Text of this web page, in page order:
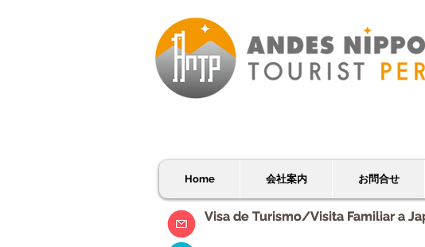
Home 会社案内 お問合せ
Visa de Turismo/Visita Familiar a
Visa de Turismo/Visita Familiar a